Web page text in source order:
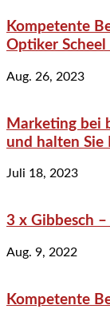
Kompetente
Optiker
Aug. 26, 2023
Marketing bei
und halten Sie
Juli 18, 2023
3 x Gibbesch –
Aug. 9, 2022
Kompetente